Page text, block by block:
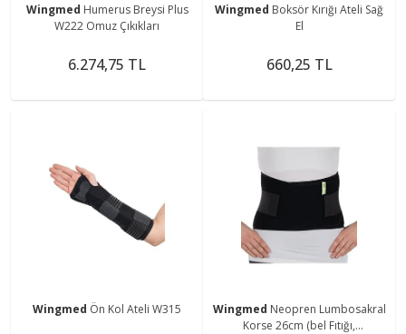
Wingmed Humerus Breysi Plus
W222 Omuz Çıkıkları
6.274,75 TL
Wingmed Boksör Kırığı Ateli Sağ
El
660,25 TL
Wingmed Ön Kol Ateli W315 Wingmed Neopren Lumbosakral
Korse 26cm (bel Fıtığı,